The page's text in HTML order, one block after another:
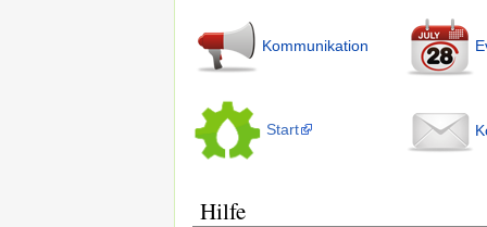
Kommunikation
Start
Hilfe